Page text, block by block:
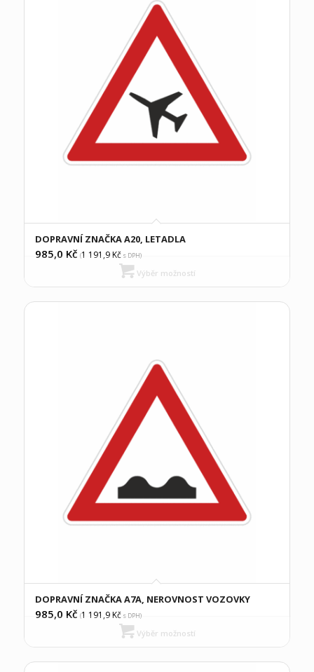
DOPRAVNÍ ZNAČKA A20, LETADLA
985,0 Kč (1 191,9Kčs DPH)
Výběr možností
DOPRAVNÍ ZNAČKA A7A, NEROVNOST VOZOVKY
985,0 Kč (1 191,9Kčs DPH)
Výběr možností